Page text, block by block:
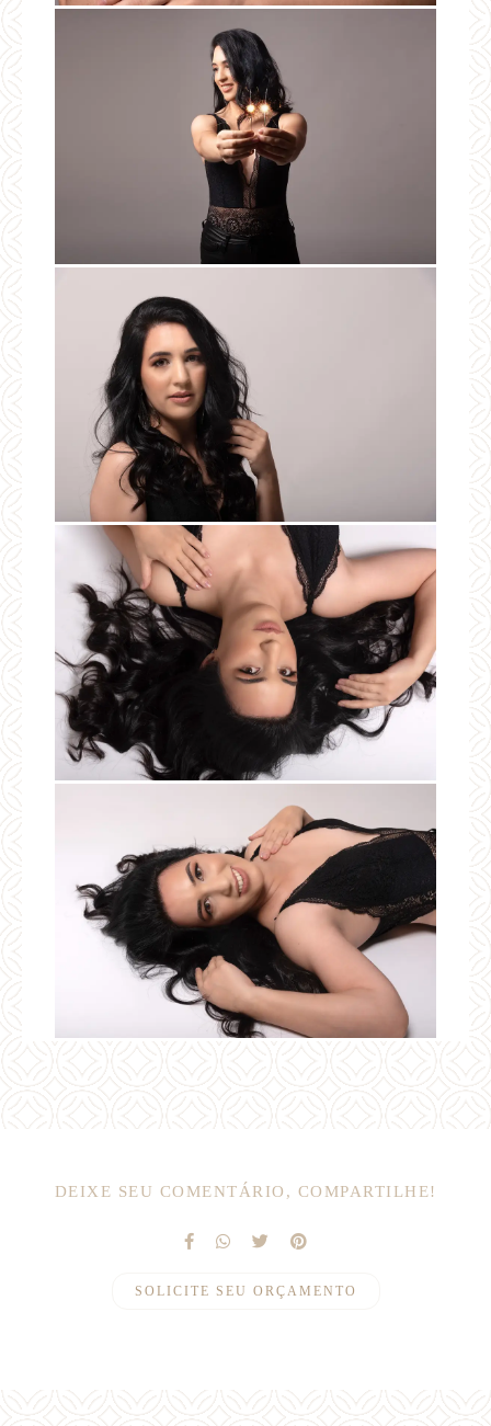
DEIXE SEU COMENTÁRIO, COMPARTILHE!
SOLICITE SEU ORÇAMENTO